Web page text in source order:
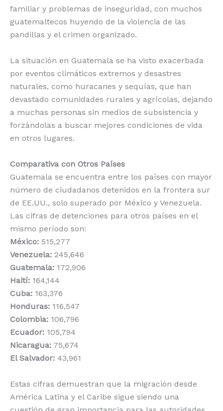
familiar y problemas de inseguridad, con muchos
guatemaltecos huyendo de la violencia de las
pandillas y el crimen organizado.
La situación en Guatemala se ha visto exacerbada
por eventos climáticos extremos y desastres
naturales, como huracanes y sequías, que han
devastado comunidades rurales y agrícolas, dejando
a muchas personas sin medios de subsistencia y
forzándolas a buscar mejores condiciones de vida
en otros lugares.
Comparativa con Otros Países
Guatemala se encuentra entre los países con mayor
número de ciudadanos detenidos en la frontera sur
de EE.UU., solo superado por México y Venezuela.
Las cifras de detenciones para otros países en el
mismo período son:
México: 515,277
Venezuela: 245,646
Guatemala: 172,906
Haití: 164,144
Cuba: 163,376
Honduras: 116,547
Colombia: 106,796
Ecuador: 105,794
Nicaragua: 75,674
El Salvador: 43,961
Estas cifras demuestran que la migración desde
América Latina y el Caribe sigue siendo una